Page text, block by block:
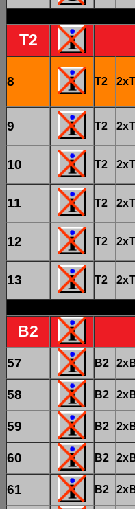
T2
8 T2
9 T2
10 T2
11 T2
12 T2
13 T2
B2
57
B2
58 B2
59 B2
60 B2
61 B2